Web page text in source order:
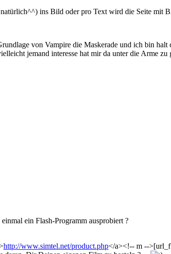
ins Bild oder pro Text wird die Seite mit
von Vampire die Maskerade und ich bin
jemand interesse hat mir da unter die Arme zu
ein Flash-Programm ausprobiert ?
http://www.simtel.net/product.php</a><!-- m --